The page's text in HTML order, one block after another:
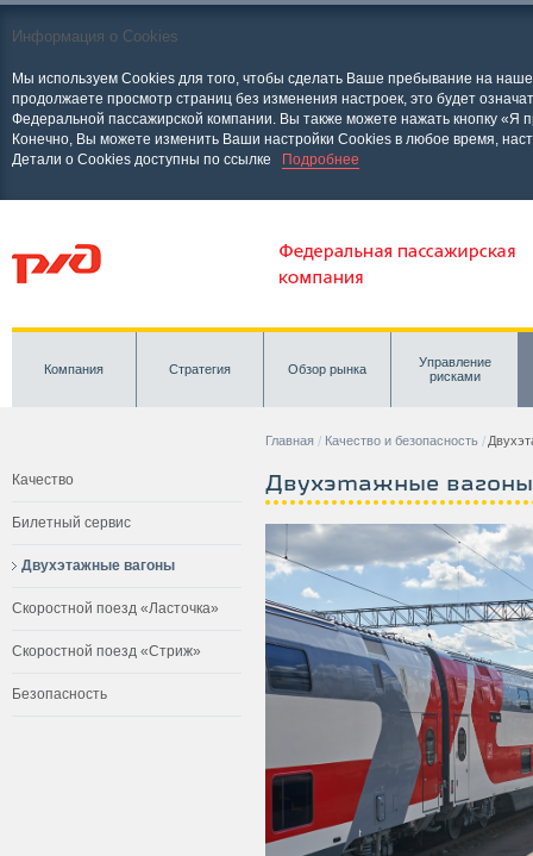
Информация о Cookies
Мы используем Cookies для того, чтобы сделать Ваше пребывание на
продолжаете просмотр страниц без изменения настроек, это будет
Федеральной пассажирской компании. Вы также можете нажать кнопку «Я
Конечно, Вы можете изменить Ваши настройки Cookies в любое время,
Детали о Cookies доступны по ссылке
Подробнее
Компания Стратегия Обзор рынка
Управление
рисками
Главная Качество и безопасность
Качество
Билетный сервис
Двухэтажные вагоны
Скоростной поезд «Ласточка»
Скоростной поезд «Стриж»
Безопасность
Двухэтажные вагоны